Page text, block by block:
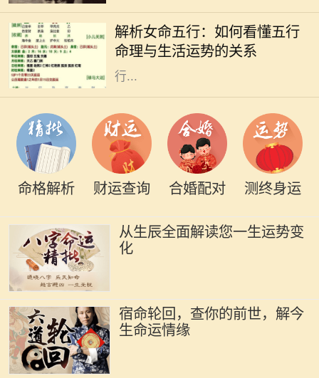
解析女命五行：如何看懂五行
命理与生活运势的关系
运的重要工具。五行分别为金、木、
水、火、土，它们相互生克，影响着
每个人的命运。特别是女性命理，五
行...
命格解析 财运查询 合婚配对 测终身运
从生辰全面解读您一生运势变
化
宿命轮回，查你的前世，解今
生命运情缘